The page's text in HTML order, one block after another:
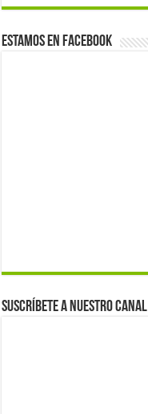
Estamos en Facebook
Suscríbete a nuestro canal